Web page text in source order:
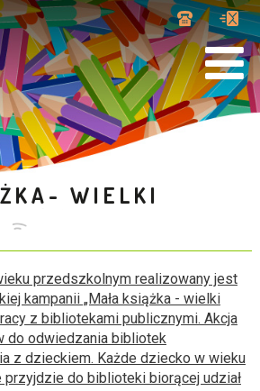
WIELKI
przedszkolnym realizowany jest
kampanii „Mała książka - wielki
z bibliotekami publicznymi. Akcja
do odwiedzania bibliotek
z dzieckiem. Każde dziecko w wieku
do biblioteki biorącej udział